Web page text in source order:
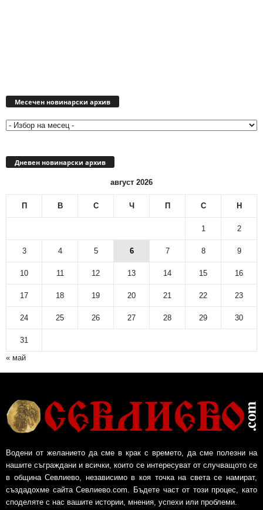
Месечен новинарски архив
Дневен новинарски архив
август 2026
П В С Ч П С Н
1 2
3 4 5 6 7 8 9
10 11 12 13 14 15 16
17 18 19 20 21 22 23
24 25 26 27 28 29 30
31
« май
Водени от желанието да сме в крак с времето, да сме полезни на
нашите съграждани и всички, които се интересуват от случващото се
в община Севлиево, независимо в коя точка на света се намират,
създадохме сайта Севлиево.com. Бъдете част от този процес, като
споделяте с нас вашите истории, мнения, успехи или проблеми.